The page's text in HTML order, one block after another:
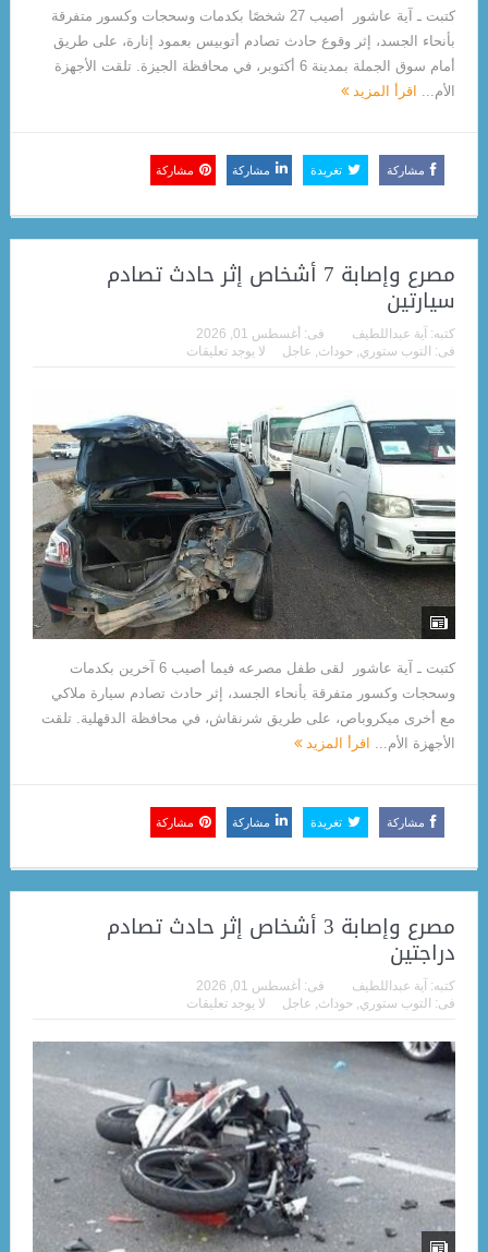
كتبت ـ آية عاشور أصيب 27 شخصًا بكدمات وسحجات وكسور متفرقة
بأنحاء الجسد، إثر وقوع حادث تصادم أتوبيس بعمود إنارة، على طريق
أمام سوق الجملة بمدينة 6 أكتوبر، في محافظة الجيزة. تلقت الأجهزة
الأم... اقرأ المزيد
مشاركة تغريدة مشاركة مشاركة
مصرع وإصابة 7 أشخاص إثر حادث تصادم
سيارتين
كتبه: آية عبداللطيف فى: أغسطس 01, 2026
فى: التوب ستوري حوداث عاجل لا يوجد تعليقات
كتبت ـ آية عاشور لقى طفل مصرعه فيما أصيب 6 آخرين بكدمات
وسحجات وكسور متفرقة بأنحاء الجسد، إثر حادث تصادم سيارة ملاكي
مع أخرى ميكروباص، على طريق شرنقاش، في محافظة الدقهلية. تلقت
الأجهزة الأم...
اقرأ المزيد
مشاركة تغريدة مشاركة مشاركة
مصرع وإصابة 3 أشخاص إثر حادث تصادم
دراجتين
كتبه: آية عبداللطيف فى: أغسطس 01, 2026
فى: التوب ستوري, حوداث, عاجل لا يوجد تعليقات